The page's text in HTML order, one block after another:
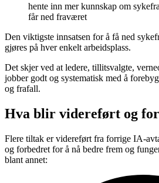
hente inn mer kunnskap om
får ned fraværet
Den viktigste innsatsen for å få ned
gjøres på hver enkelt arbeidsplass.
Det skjer ved at ledere, tillitsvalgte,
jobber godt og systematisk med å
og frafall.
Hva blir videreført og
Flere tiltak er videreført fra forrige IA-
og forbedret for å nå bedre frem og
blant annet: